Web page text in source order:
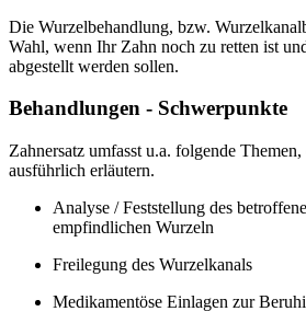
Die Wurzelbehandlung, bzw.
Wahl, wenn Ihr Zahn noch zu retten ist
abgestellt werden sollen.
Behandlungen - Schwerpunkte
Zahnersatz umfasst u.a. folgende
ausführlich erläutern.
Analyse / Feststellung des
empfindlichen Wurzeln
Freilegung des Wurzelkanals
Medikamentöse Einlagen zur